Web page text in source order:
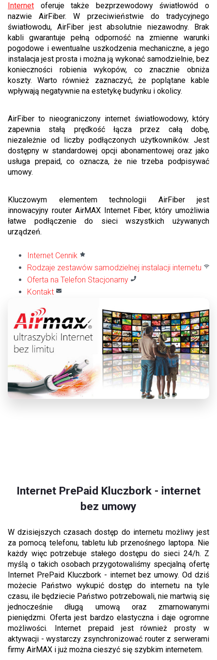
Internet oferuje także bezprzewodowy światłowód o
nazwie AirFiber. W przeciwieństwie do tradycyjnego
światłowodu, AirFiber jest absolutnie niezawodny. Brak
kabli gwarantuje pełną odporność na zmienne warunki
pogodowe i ewentualne uszkodzenia mechaniczne, a jego
instalacja jest prosta i można ją wykonać samodzielnie, bez
konieczności robienia wykopów, co znacznie obniża
koszty. Warto również zaznaczyć, że poplątane kable
wpływają negatywnie na estetykę budynku i okolicy.
AirFiber to nieograniczony internet światłowodowy, który
zapewnia stałą prędkość łącza przez całą dobę,
niezależnie od liczby podłączonych użytkowników. Jest
dostępny w standardowej opcji abonamentowej oraz jako
usługa prepaid, co oznacza, że nie trzeba podpisywać
umowy.
Kluczowym elementem technologii AirFiber jest
innowacyjny router AirMAX Internet Fiber, który umożliwia
łatwe podłączenie do sieci wszystkich używanych
urządzeń.
Internet Cennik
Rodzaje zestawów samodzielnej instalacji internetu
Oferta na Telefon Stacjonarny
Kontakt
Internet PrePaid Kluczbork - internet
bez umowy
W dzisiejszych czasach dostęp do internetu możliwy jest
za pomocą telefonu, tabletu lub przenośnego laptopa. Nie
każdy więc potrzebuje stałego dostępu do sieci 24/h. Z
myślą o takich osobach przygotowaliśmy specjalną ofertę
Internet PrePaid Kluczbork - internet bez umowy. Od dziś
możecie Państwo wykupić dostęp do internetu na tyle
czasu, ile będziecie Państwo potrzebowali, nie martwią się
jednocześnie długą umową oraz zmarnowanymi
pieniędzmi. Oferta jest bardzo elastyczna i daje ogromne
możliwości. Internet prepaid jest również prosty w
aktywacji - wystarczy zsynchronizować router z serwerami
firmy AirMAX i już można cieszyć się szybkim internetem.